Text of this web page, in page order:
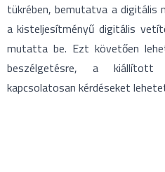
tükrében, bemutatva a digitális
a kisteljesítményű digitális
mutatta be. Ezt követően
beszélgetésre, a kiállított
kapcsolatosan kérdéseket